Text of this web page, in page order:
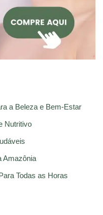
a Beleza e Bem-Estar
Nutritivo
Amazônia
Todas as Horas